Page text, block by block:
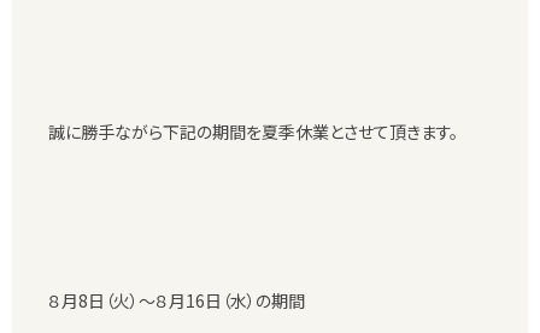
誠に勝手ながら下記の期間を夏季休業とさせて頂きます。
８月8日（火）～８月16日（水）の期間